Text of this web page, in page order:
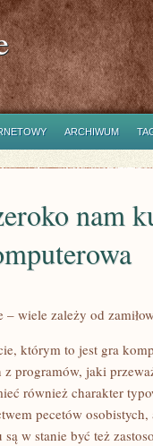
ARCHIWUM
nam
wiele zależy od
którym to jest gra
programów, jaki
również charakter
pecetów
w stanie być też